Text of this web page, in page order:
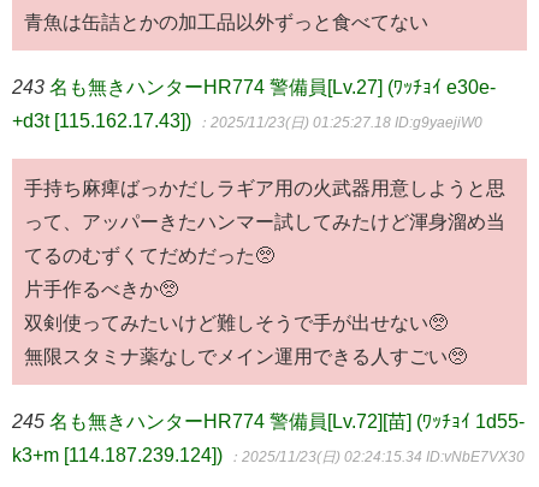
青魚は缶詰とかの加工品以外ずっと食べてない
243 名も無きハンターHR774 警備員[Lv.27] (ﾜｯﾁｮｲ e30e-
+d3t [115.162.17.43])
：2025/11/23(日) 01:25:27.18 ID:g9yaejiW0
手持ち麻痺ばっかだしラギア用の火武器用意しようと思
って、アッパーきたハンマー試してみたけど渾身溜め当
てるのむずくてだめだった🥺
片手作るべきか🥺
双剣使ってみたいけど難しそうで手が出せない🥺
無限スタミナ薬なしでメイン運用できる人すごい🥺
245 名も無きハンターHR774 警備員[Lv.72][苗] (ﾜｯﾁｮｲ 1d55-
k3+m [114.187.239.124])
：2025/11/23(日) 02:24:15.34 ID:vNbE7VX30